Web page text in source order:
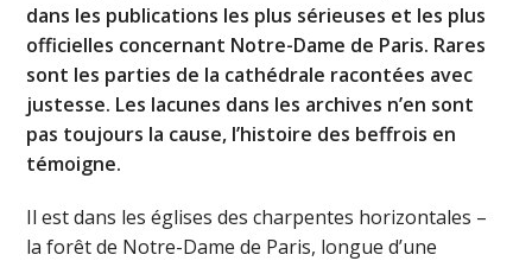
dans les publications les plus sérieuses et les plus
officielles concernant Notre-Dame de Paris. Rares
sont les parties de la cathédrale racontées avec
justesse. Les lacunes dans les archives n’en sont
pas toujours la cause, l’histoire des beffrois en
témoigne.
Il est dans les églises des charpentes horizontales –
la forêt de Notre-Dame de Paris, longue d’une